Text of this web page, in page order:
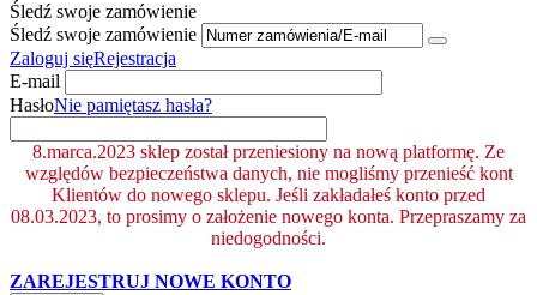
Śledź swoje zamówienie
Śledź swoje zamówienie
Zaloguj sięRejestracja
E-mail
HasłoNie pamiętasz hasła?
8.marca.2023 sklep został przeniesiony na nową platformę. Ze
względów bezpieczeństwa danych, nie mogliśmy przenieść kont
Klientów do nowego sklepu. Jeśli zakładałeś konto przed
08.03.2023, to prosimy o założenie nowego konta. Przepraszamy za
niedogodności.
ZAREJESTRUJ NOWE KONTO